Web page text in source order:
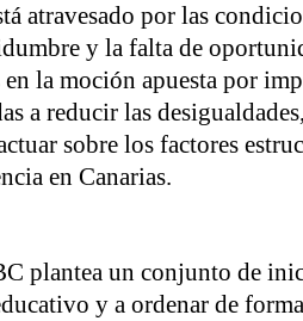
atravesado por las
y la falta de
la moción apuesta por
a reducir las
sobre los factores
en Canarias.
plantea un conjunto de
y a ordenar de